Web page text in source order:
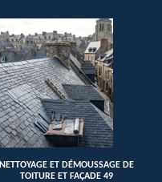
NETTOYAGE ET DÉMOUSSAGE DE
TOITURE ET FAÇADE 49